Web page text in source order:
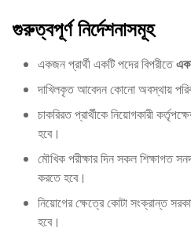
গুরুত্বপূর্ণ নির্দেশনাসমূহ
একজন প্রার্থী একটি পদের বিপরীতে
দাখিলকৃত আবেদন কোনো অবস্থায়
চাকরিরত প্রার্থীকে নিয়োগকারী
হবে।
মৌখিক পরীক্ষার দিন সকল শিক্ষাগত
করতে হবে।
নিয়োগের ক্ষেত্রে কোটা সংক্রান্ত
হবে।